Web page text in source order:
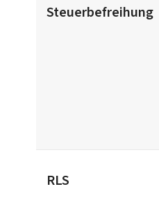
Steuerbefreihung
RLS